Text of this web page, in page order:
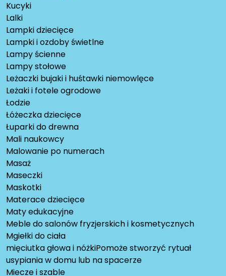
Kucyki
Lalki
Lampki dziecięce
Lampki i ozdoby świetlne
Lampy ścienne
Lampy stołowe
Leżaczki bujaki i huśtawki niemowlęce
Leżaki i fotele ogrodowe
Łodzie
Łóżeczka dziecięce
Łuparki do drewna
Mali naukowcy
Malowanie po numerach
Masaż
Maseczki
Maskotki
Materace dziecięce
Maty edukacyjne
Meble do salonów fryzjerskich i kosmetycznych
Mgiełki do ciała
mięciutka głowa i nóżkiPomoże stworzyć rytuał
usypiania w domu lub na spacerze
Miecze i szable